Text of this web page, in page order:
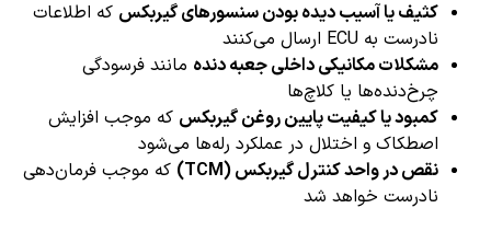
کثیف یا آسیب دیده بودن سنسورهای گیربکس که اطلاعات
نادرست به ECU ارسال می‌کنند
مشکلات مکانیکی داخلی جعبه دنده مانند فرسودگی
چرخ‌دنده‌ها یا کلاچ‌ها
کمبود یا کیفیت پایین روغن گیربکس که موجب افزایش
اصطکاک و اختلال در عملکرد رله‌ها می‌شود
نقص در واحد کنترل گیربکس (TCM)
که موجب فرمان‌دهی
نادرست خواهد شد